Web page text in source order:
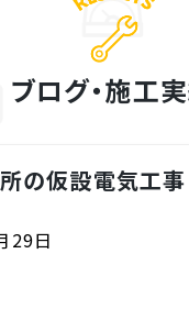
ブログ・施工
の仮設電気工事
29日